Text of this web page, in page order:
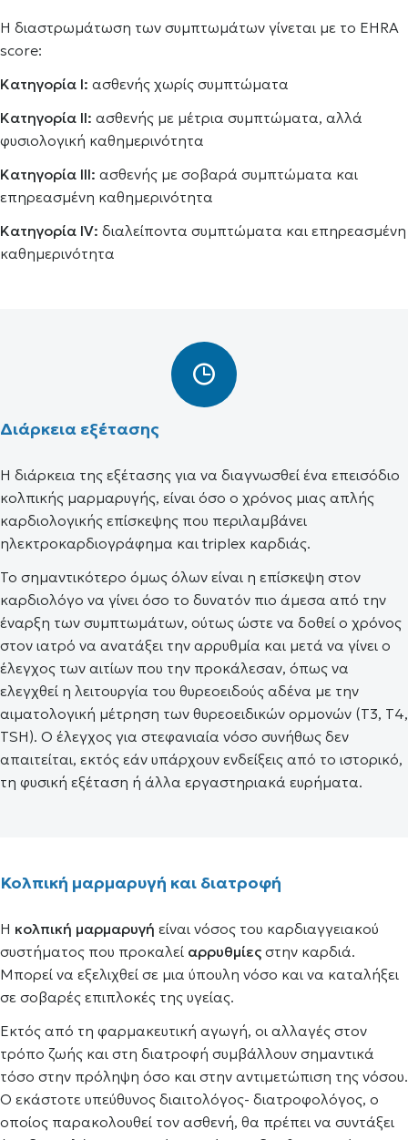
Η διαστρωμάτωση των συμπτωμάτων γίνεται με το ΕΗRA
score:
Κατηγορία Ι: ασθενής χωρίς συμπτώματα
Κατηγορία ΙΙ: ασθενής με μέτρια συμπτώματα, αλλά
φυσιολογική καθημερινότητα
Κατηγορία ΙΙΙ: ασθενής με σοβαρά συμπτώματα και
επηρεασμένη καθημερινότητα
Κατηγορία IV: διαλείποντα συμπτώματα και επηρεασμένη
καθημερινότητα
Διάρκεια εξέτασης
Η διάρκεια της εξέτασης για να διαγνωσθεί ένα επεισόδιο
κολπικής μαρμαρυγής, είναι όσο ο χρόνος μιας απλής
καρδιολογικής επίσκεψης που περιλαμβάνει
ηλεκτροκαρδιογράφημα και triplex καρδιάς.
Το σημαντικότερο όμως όλων είναι η επίσκεψη στον
καρδιολόγο να γίνει όσο το δυνατόν πιο άμεσα από την
έναρξη των συμπτωμάτων, ούτως ώστε να δοθεί ο χρόνος
στον ιατρό να ανατάξει την αρρυθμία και μετά να γίνει ο
έλεγχος των αιτίων που την προκάλεσαν, όπως να
ελεγχθεί η λειτουργία του θυρεοειδούς αδένα με την
αιματολογική μέτρηση των θυρεοειδικών ορμονών (Τ3, Τ4,
ΤSH). Ο έλεγχος για στεφανιαία νόσο συνήθως δεν
απαιτείται, εκτός εάν υπάρχουν ενδείξεις από το ιστορικό,
τη φυσική εξέταση ή άλλα εργαστηριακά ευρήματα.
Κολπική μαρμαρυγή και διατροφή
Η κολπική μαρμαρυγή είναι νόσος του καρδιαγγειακού
συστήματος που προκαλεί αρρυθμίες στην καρδιά.
Μπορεί να εξελιχθεί σε μια ύπουλη νόσο και να καταλήξει
σε σοβαρές επιπλοκές της υγείας.
Εκτός από τη φαρμακευτική αγωγή, οι αλλαγές στον
τρόπο ζωής και στη διατροφή συμβάλλουν σημαντικά
τόσο στην πρόληψη όσο και στην αντιμετώπιση της νόσου.
Ο εκάστοτε υπεύθυνος διαιτολόγος- διατροφολόγος, ο
οποίος παρακολουθεί τον ασθενή, θα πρέπει να συντάξει